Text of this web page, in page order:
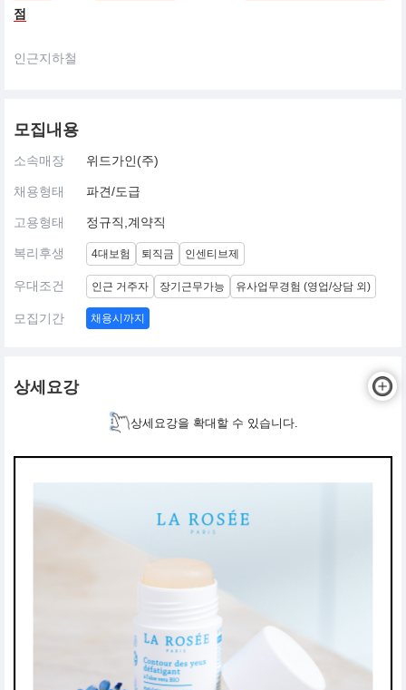
점
인근지하철
모집내용
소속매장 위드가인(주)
채용형태 파견/도급
고용형태 정규직,계약직
복리후생 4대보험 퇴직금 인센티브제
우대조건 인근 거주자 장기근무가능 유사업무경험 (영업/상담 외)
모집기간 채용시까지
상세요강
상세요강을 확대할 수 있습니다.